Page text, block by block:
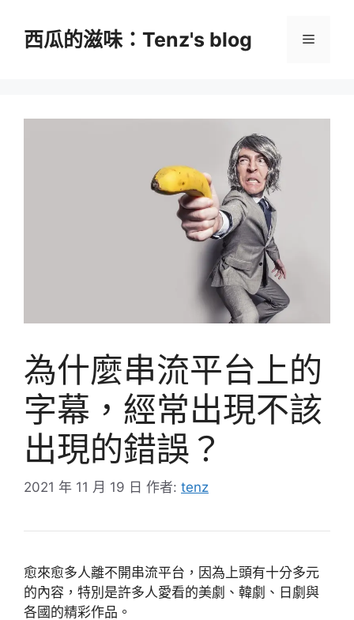
西瓜的滋味：Tenz's blog 選
為什麼串流平台上的
字幕，經常出現不該
出現的錯誤？
2021 年 11 月 19 日 作者: tenz
愈來愈多人離不開串流平台，因為上頭有十分多元
的內容，特別是許多人愛看的美劇、韓劇、日劇與
各國的精彩作品。